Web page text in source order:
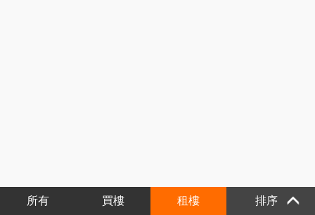
所有 買樓 租樓 排序